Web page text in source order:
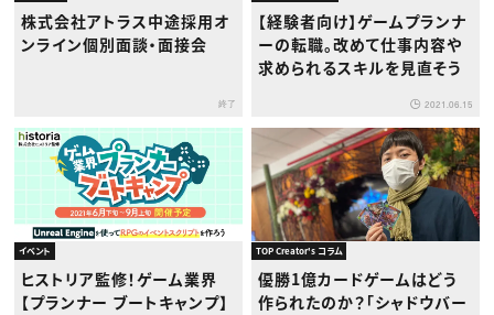
株式会社アトラス中途採用オ
ンライン個別面談・面接会
終了
【経験者向け】ゲームプランナ
ーの転職。改めて仕事内容や
求められるスキルを見直そう
2021.06.15
イベント
ヒストリア監修！ゲーム業界
【プランナー ブートキャンプ】
TOP Creator's コラム
優勝1億カードゲームはどう
作られたのか？「シャドウバー